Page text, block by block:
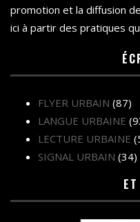
promotion et la diffusion
ici à partir des pratiques
FLYER URBAIN (87)
LANGUE URBAINE
LECTURE URBAINE
SIGNAL URBAIN (34)